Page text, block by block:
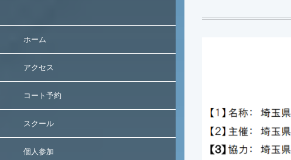
ホーム
アクセス
コート予約
スクール
個人参加